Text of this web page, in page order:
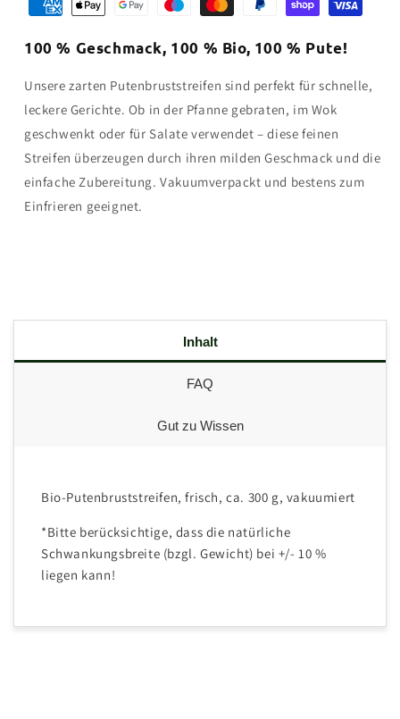
100 % Geschmack, 100 % Bio, 100 % Pute!
Unsere zarten Putenbruststreifen sind perfekt für schnelle,
leckere Gerichte. Ob in der Pfanne gebraten, im Wok
geschwenkt oder für Salate verwendet – diese feinen
Streifen überzeugen durch ihren milden Geschmack und die
einfache Zubereitung. Vakuumverpackt und bestens zum
Einfrieren geeignet.
Inhalt
FAQ
Gut zu Wissen
Bio-Putenbruststreifen, frisch, ca. 300 g, vakuumiert
*Bitte berücksichtige, dass die natürliche
Schwankungsbreite (bzgl. Gewicht) bei +/- 10 %
liegen kann!